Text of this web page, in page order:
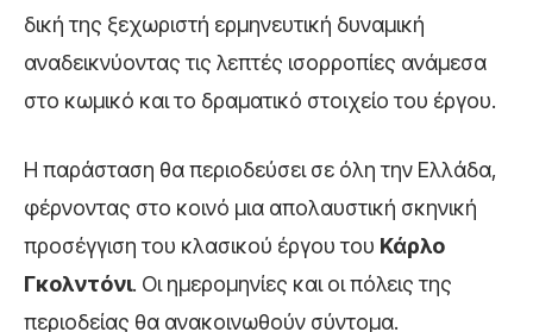
δική της ξεχωριστή ερμηνευτική δυναμική
αναδεικνύοντας τις λεπτές ισορροπίες ανάμεσα
στο κωμικό και το δραματικό στοιχείο του έργου.
Η παράσταση θα περιοδεύσει σε όλη την Ελλάδα,
φέρνοντας στο κοινό μια απολαυστική σκηνική
προσέγγιση του κλασικού έργου του Κάρλο
Γκολντόνι. Οι ημερομηνίες και οι πόλεις της
περιοδείας θα ανακοινωθούν σύντομα.